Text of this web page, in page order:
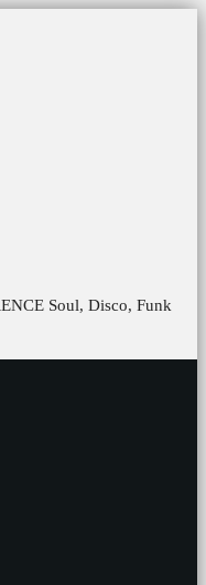
Soul, Disco, Funk